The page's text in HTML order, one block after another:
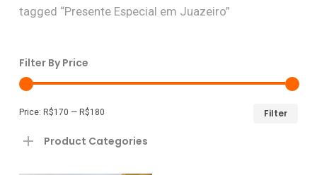
tagged “Presente Especial em Juazeiro”
Filter By Price
Filter
Price: R$170 — R$180
Product Categories